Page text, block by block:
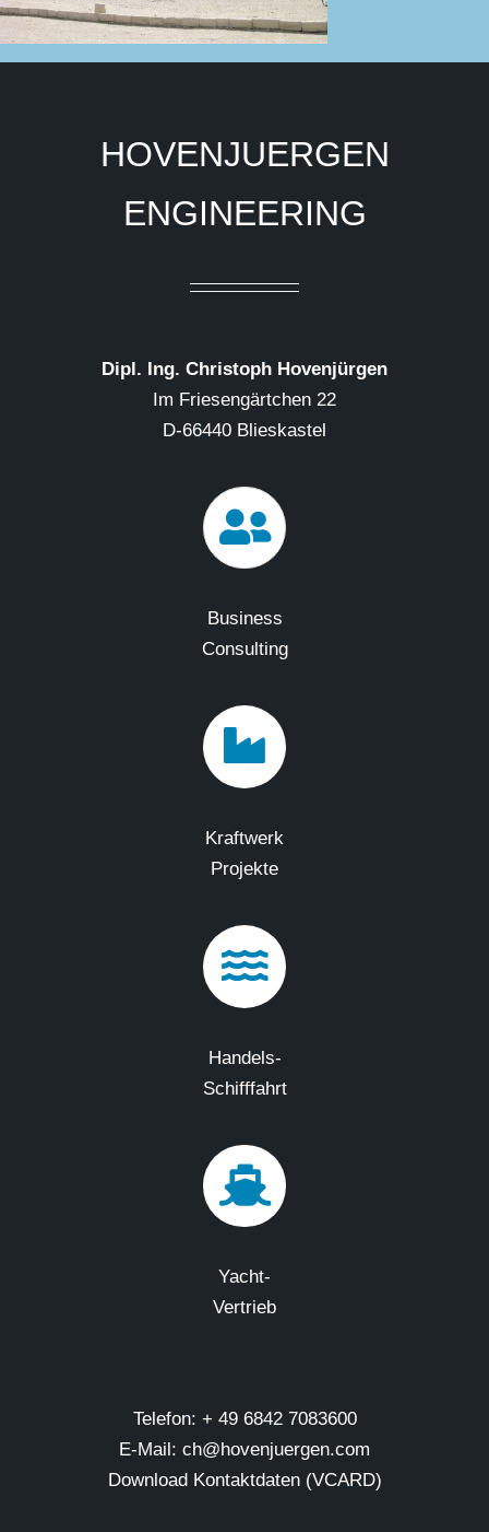
HOVENJUERGEN
ENGINEERING
Dipl. Ing. Christoph Hovenjürgen
Im Friesengärtchen 22
D-66440 Blieskastel
Business
Consulting
Kraftwerk
Projekte
Handels-
Schifffahrt
Yacht-
Vertrieb
Telefon: + 49 6842 7083600
E-Mail: ch@hovenjuergen.com
Download Kontaktdaten (VCARD)